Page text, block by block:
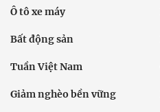
Ô tô xe máy
Bất động sản
Tuần Việt Nam
Giảm nghèo bền vững